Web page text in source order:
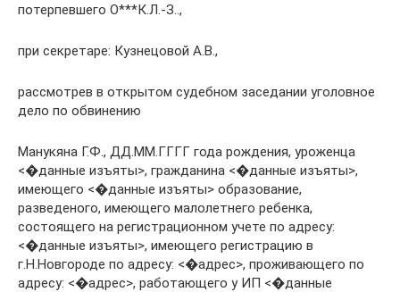
потерпевшего О***К.Л.-З..,
при секретаре: Кузнецовой А.В.,
рассмотрев в открытом судебном заседании уголовное
дело по обвинению
Манукяна Г.Ф., ДД.ММ.ГГГГ года рождения, уроженца
<�данные изъяты>, гражданина <�данные изъяты>,
имеющего <�данные изъяты> образование,
разведеного, имеющего малолетнего ребенка,
состоящего на регистрационном учете по адресу:
<�данные изъяты>, имеющего регистрацию в
г.Н.Новгороде по адресу: <�адрес>, проживающего по
адресу: <�адрес>, работающего у ИП <�данные